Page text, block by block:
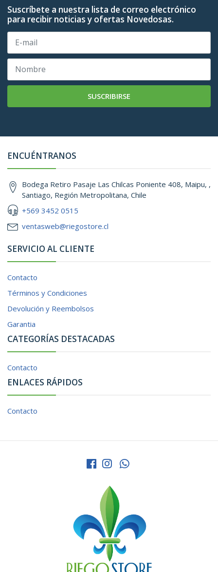
Suscríbete a nuestra lista de correo electrónico
para recibir noticias y ofertas Novedosas.
SUSCRIBIRSE
ENCUÉNTRANOS
Bodega Retiro Pasaje Las Chilcas Poniente 408, Maipu, ,
Santiago, Región Metropolitana, Chile
+569 3452 0515
ventasweb@riegostore.cl
SERVICIO AL CLIENTE
Contacto
Términos y Condiciones
Devolución y Reembolsos
Garantia
CATEGORÍAS DESTACADAS
Contacto
ENLACES RÁPIDOS
Contacto